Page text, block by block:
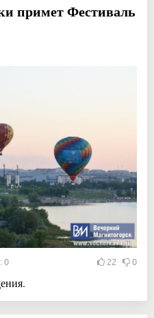
примет Фестиваль
0 22 0